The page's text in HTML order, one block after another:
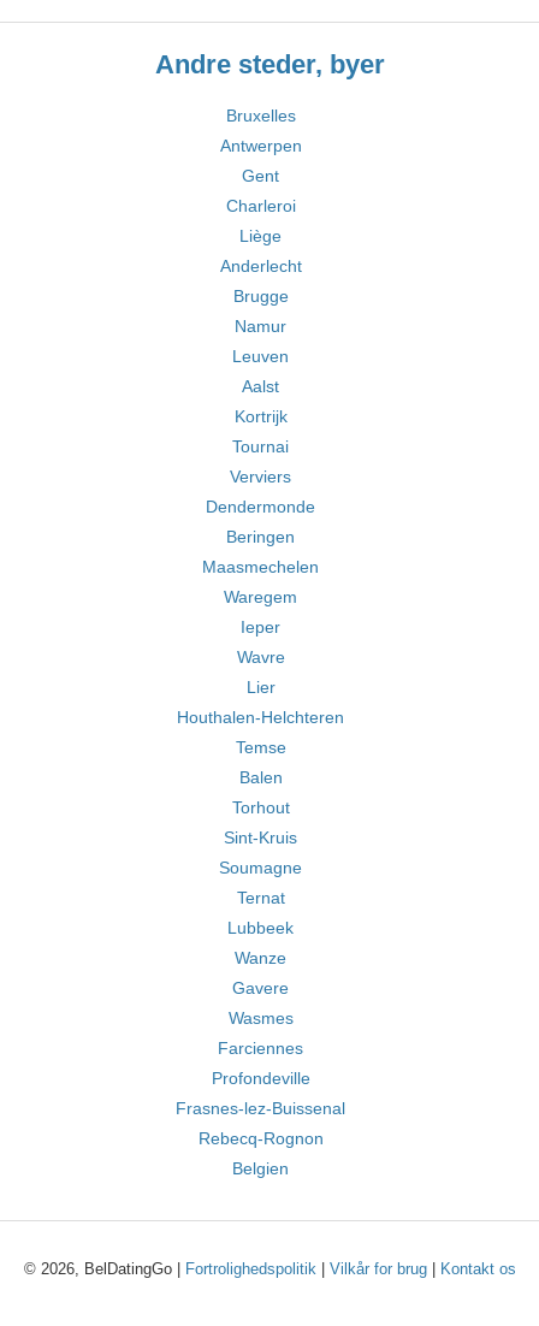
Andre steder, byer
Bruxelles
Antwerpen
Gent
Charleroi
Liège
Anderlecht
Brugge
Namur
Leuven
Aalst
Kortrijk
Tournai
Verviers
Dendermonde
Beringen
Maasmechelen
Waregem
Ieper
Wavre
Lier
Houthalen-Helchteren
Temse
Balen
Torhout
Sint-Kruis
Soumagne
Ternat
Lubbeek
Wanze
Gavere
Wasmes
Farciennes
Profondeville
Frasnes-lez-Buissenal
Rebecq-Rognon
Belgien
© 2026, BelDatingGo | Fortrolighedspolitik| Vilkår for brug| Kontakt os